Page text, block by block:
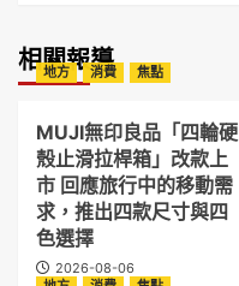
相關報導
地方 消費 焦點
MUJI無印良品「四輪硬
殼止滑拉桿箱」改款上
市 回應旅行中的移動需
求，推出四款尺寸與四
色選擇
2026-08-06